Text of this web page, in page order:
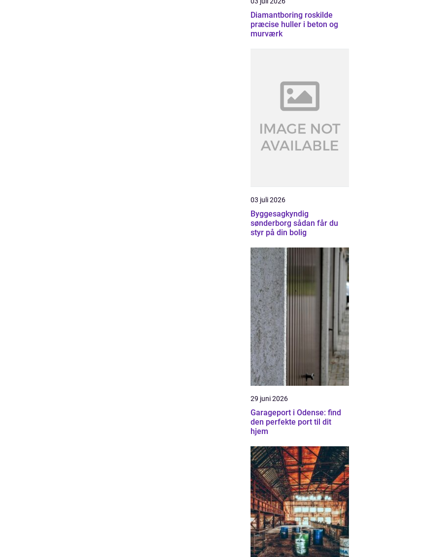
Diamantboring roskilde
præcise huller i beton og
murværk
03 juli 2026
Byggesagkyndig
sønderborg sådan får du
styr på din bolig
29 juni 2026
Garageport i Odense: find
den perfekte port til dit
hjem